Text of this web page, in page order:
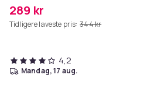
289 kr
Tidligere laveste pris: 344 kr
4,2
mandag, 17 aug.